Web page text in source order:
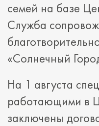
семей на базе
Служба
«Солнечный
На 1 августа
работающими в
заключены